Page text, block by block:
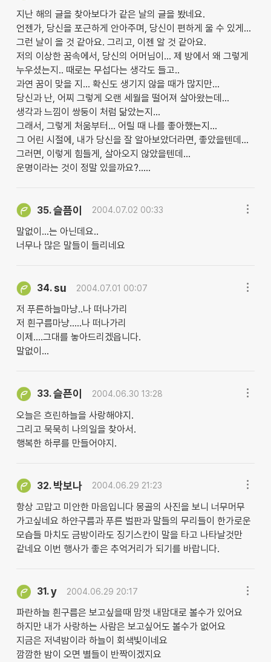
지난 해의 글을 찾아보다가 같은 날의 글을 봤네요.
언젠가, 당신을 포근하게 안아주며, 당신이 편하게 울 수 있게...
그런 날이 올 것 같아요. 그리고, 이젠 알 것 같아요.
저의 이상한 꿈속에서, 당신의 어머님이... 제 방에서 왜 그렇게
누우셨는지.. 때로는 무섭다는 생각도 들고..
과연 꿈이 맞을 지... 확신도 생기지 않을 때가 많지만...
당신과 난, 어찌 그렇게 오랜 세월을 떨어져 살아왔는데...
생각과 느낌이 쌍둥이 처럼 닮았는지...
그래서, 그렇게 처움부터... 어릴 때 나를 좋아했는지...
그 어린 시절에, 내가 당신을 잘 알아보았더라면, 좋았을텐데...
그러면, 이렇게 힘들게, 살아오지 않았을텐데...
운명이라는 것이 정말 있을까요?.....
35.슬픔이 2004.07.02 00:33
말없이...는 아닌데요..
너무나 많은 말들이 들리네요
34. su 2004.07.01 00:07
저 푸른하늘마냥..나 떠나가리
저 흰구름마냥.....나 떠나가리
이제....그대를 놓아드리겠읍니다.
말없이...
33.슬픈이 2004.06.30 13:28
오늘은 흐린하늘을 사랑해야지.
그리고 묵묵히 나의일을 찾아서.
행복한 하루를 만들어야지.
32. 박보나 2004.06.29 21:23
항상 고맙고 미안한 마음입니다 몽골의 사진을 보니 너무머무
가고싶네요 하얀구름과 푸른 벌판과 말들의 무리들이 한가로운
모습들 마치도 금방이라도 징기스칸이 말을 타고 나타날것만
같네요 이번 행사가 좋은 추억거리가 되기를 바랍니다.
31.y 2004.06.29 20:17
파란하늘 흰구름은 보고싶을때 맘껏 내맘대로 볼수가 있어요
하지만 내가 사랑하는 사람은 보고싶어도 볼수가 없어요
지금은 저녁밤이라 하늘이 회색빛이네요
깜깜한 밤이 오면 별들이 반짝이겠지요